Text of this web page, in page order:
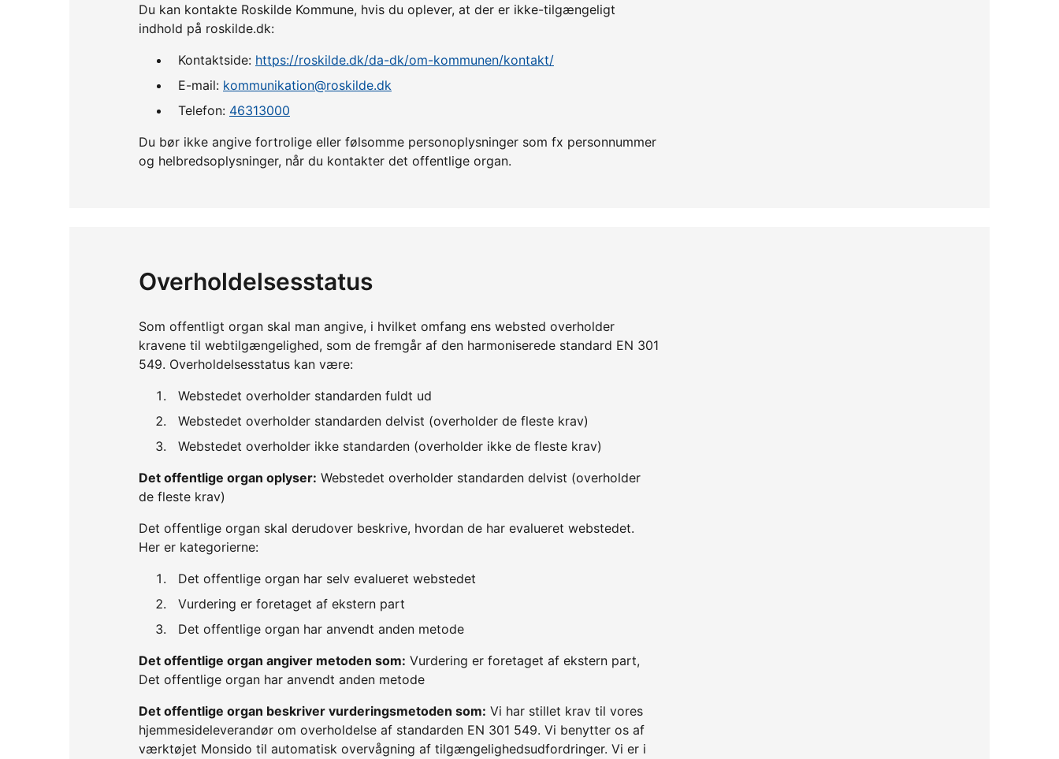
Du kan kontakte Roskilde Kommune, hvis du oplever, at der er ikke-tilgængeligt
indhold på roskilde.dk:
Kontaktside: https://roskilde.dk/da-dk/om-kommunen/kontakt/
E-mail: kommunikation@roskilde.dk
Telefon: 46313000
Du bør ikke angive fortrolige eller følsomme personoplysninger som fx personnummer
og helbredsoplysninger, når du kontakter det offentlige organ.
Overholdelsesstatus
Som offentligt organ skal man angive, i hvilket omfang ens websted overholder
kravene til webtilgængelighed, som de fremgår af den harmoniserede standard EN 301
549. Overholdelsesstatus kan være:
Webstedet overholder standarden fuldt ud
Webstedet overholder standarden delvist (overholder de fleste krav)
Webstedet overholder ikke standarden (overholder ikke de fleste krav)
Det offentlige organ oplyser: Webstedet overholder standarden delvist (overholder
de fleste krav)
Det offentlige organ skal derudover beskrive, hvordan de har evalueret webstedet.
Her er kategorierne:
Det offentlige organ har selv evalueret webstedet
Vurdering er foretaget af ekstern part
Det offentlige organ har anvendt anden metode
Det offentlige organ angiver metoden som: Vurdering er foretaget af ekstern part,
Det offentlige organ har anvendt anden metode
Det offentlige organ beskriver vurderingsmetoden som: Vi har stillet krav til vores
hjemmesideleverandør om overholdelse af standarden EN 301 549. Vi benytter os af
værktøjet Monsido til automatisk overvågning af tilgængelighedsudfordringer. Vi er i